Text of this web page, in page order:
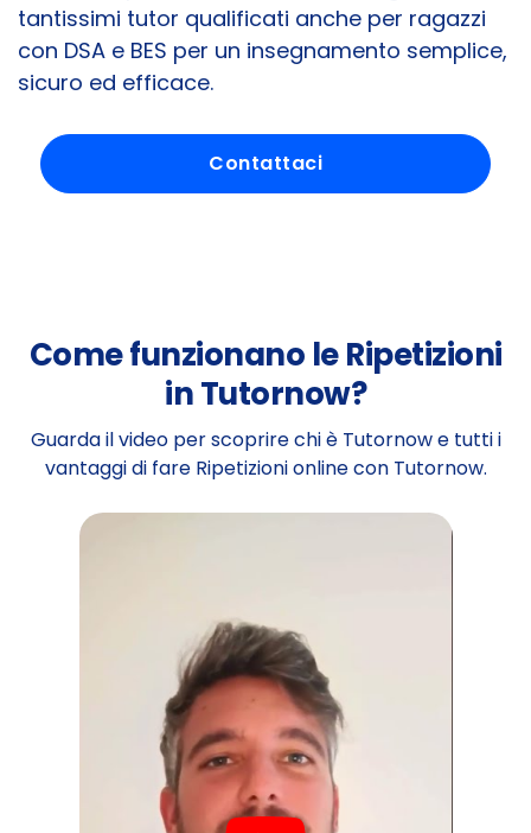
tantissimi tutor qualificati anche per ragazzi
con DSA e BES per un insegnamento semplice,
sicuro ed efficace.
Contattaci
Come funzionano le Ripetizioni
in Tutornow?
Guarda il video per scoprire chi è Tutornow e tutti i
vantaggi di fare Ripetizioni online con Tutornow.